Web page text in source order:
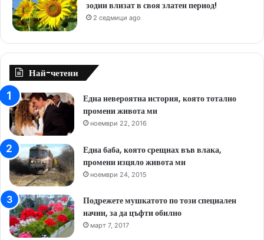
зодии влизат в своя златен период!
2 седмици ago
Най-четени
Една невероятна история, която тотално
промени живота ми
ноември 22, 2016
Една баба, която срещнах във влака,
промени изцяло живота ми
ноември 24, 2015
Подрежете мушкатото по този специален
начин, за да цъфти обилно
март 7, 2017